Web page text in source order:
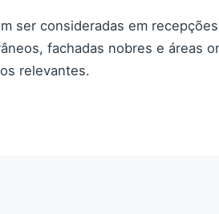
ser consideradas em
fachadas nobres e áreas
relevantes.